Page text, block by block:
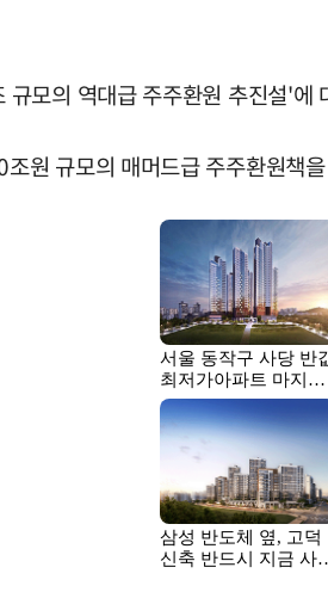
모의 역대급 주주환원 추진설'에
원 규모의 매머드급 주주환원책